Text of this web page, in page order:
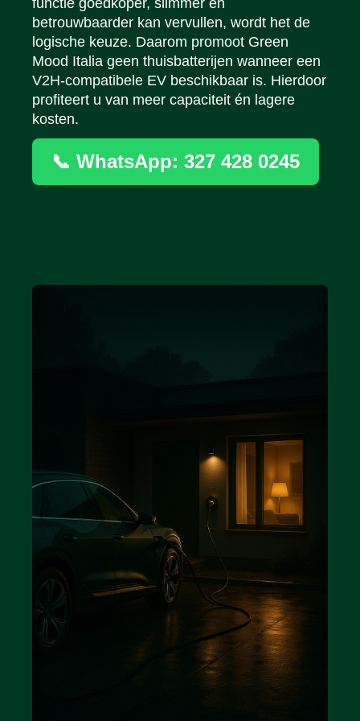
betrouwbaarder kan vervullen, wordt het de
logische keuze. Daarom promoot Green
Mood Italia geen thuisbatterijen wanneer een
V2H-compatibele EV beschikbaar is. Hierdoor
profiteert u van meer capaciteit én lagere
kosten.
📞 WhatsApp: 327 428 0245